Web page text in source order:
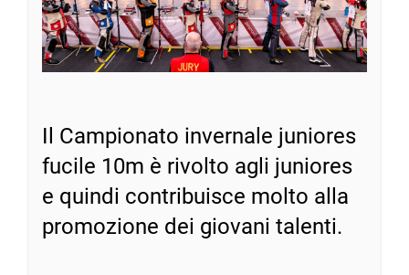
Il Campionato invernale juniores
fucile 10m è rivolto agli juniores
e quindi contribuisce molto alla
promozione dei giovani talenti.